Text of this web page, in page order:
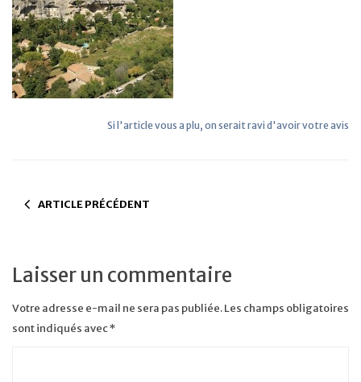
Si l'article vous a plu, on serait ravi d'avoir votre avis
ARTICLE PRÉCÉDENT
Laisser un commentaire
Votre adresse e-mail ne sera pas publiée.Les champs obligatoires
sont indiqués avec*